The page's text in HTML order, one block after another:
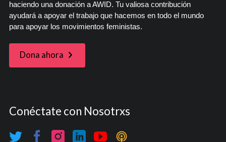
haciendo una donación a AWID. Tu valiosa contribución
ayudará a apoyar el trabajo que hacemos en todo el mundo
para apoyar los movimientos feministas.
Dona ahora
Conéctate con Nosotrxs